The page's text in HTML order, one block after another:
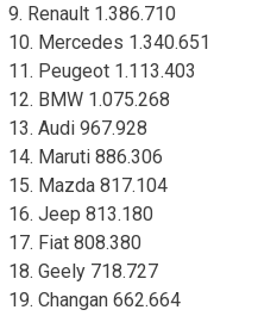
9. Renault 1.386.710
10. Mercedes 1.340.651
11. Peugeot 1.113.403
12. BMW 1.075.268
13. Audi 967.928
14. Maruti 886.306
15. Mazda 817.104
16. Jeep 813.180
17. Fiat 808.380
18. Geely 718.727
19. Changan 662.664